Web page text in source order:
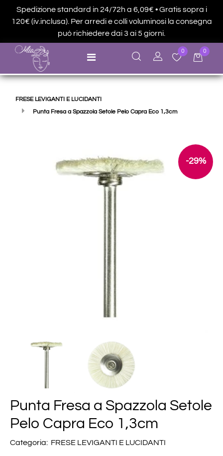
Spedizione standard in 24/72h a 6,09€ • Gratis sopra i
120€ (iv.inclusa). Per arredi e colli voluminosi la consegna
può richiedere dai 3 ai 5 giorni.
Open menu
0 0
FRESE LEVIGANTI E LUCIDANTI
Punta Fresa a Spazzola Setole Pelo Capra Eco 1,3cm
-29%
Punta Fresa a Spazzola Setole
Pelo Capra Eco 1,3cm
Categoria: FRESE LEVIGANTI E LUCIDANTI